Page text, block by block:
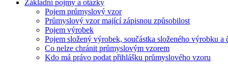
Základní pojmy a otázky
Pojem průmyslový vzor
Průmyslový vzor mající zápisnou způsobilost
Pojem výrobek
Pojem složený výrobek, součástka složeného výrobku a
Co nelze chránit průmyslovým vzorem
Kdo má právo podat přihlášku průmyslového vzoru